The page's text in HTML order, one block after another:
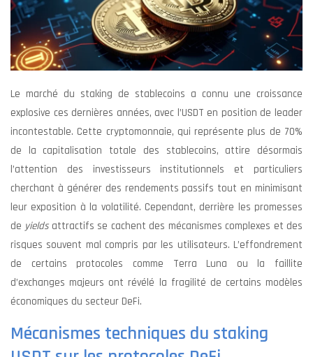
Le marché du staking de stablecoins a connu une croissance
explosive ces dernières années, avec l’USDT en position de leader
incontestable. Cette cryptomonnaie, qui représente plus de 70%
de la capitalisation totale des stablecoins, attire désormais
l’attention des investisseurs institutionnels et particuliers
cherchant à générer des rendements passifs tout en minimisant
leur exposition à la volatilité. Cependant, derrière les promesses
de yields attractifs se cachent des mécanismes complexes et des
risques souvent mal compris par les utilisateurs. L’effondrement
de certains protocoles comme Terra Luna ou la faillite
d’exchanges majeurs ont révélé la fragilité de certains modèles
économiques du secteur DeFi.
Mécanismes techniques du staking